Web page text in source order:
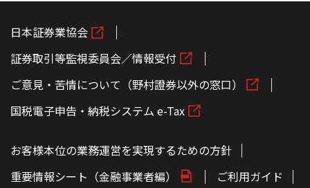
日本証券業協会
証券取引等監視委員会／情報受付
ご意見・苦情について（野村證券以外の窓口）
国税電子申告・納税システム e-Tax
お客様本位の業務運営を実現するための方針
重要情報シート（金融事業者編）
ご利用ガイド